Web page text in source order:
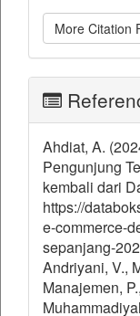
More Citation
Ahdiat, A.
Pengunjung
kembali dari
https://
e-commerce-
sepanjang-
Andriyani, V.,
Manajemen,